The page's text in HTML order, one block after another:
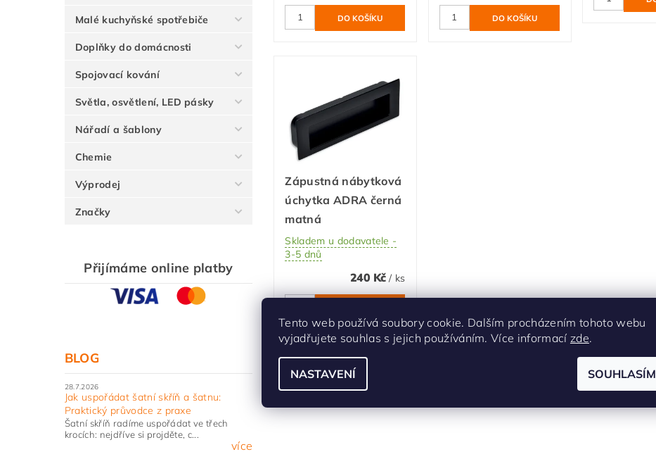
Malé kuchyňské spotřebiče
Doplňky do domácnosti
Spojovací kování
Světla, osvětlení, LED pásky
Nářadí a šablony
Chemie
Výprodej
Značky
Přijímáme online platby
BLOG
28.7.2026
Jak uspořádat šatní skříň a šatnu:
Praktický průvodce z praxe
Šatní skříň radíme uspořádat ve třech
krocích: nejdříve si projděte, c...
více
Zápustná nábytková
úchytka ADRA černá
matná
Skladem u dodavatele -
3-5 dnů
240 Kč/ ks
Tento web používá soubory cookie. Dalším procházením tohoto webu
vyjadřujete souhlas s jejich používáním. Více informací zde.
NASTAVENÍ SOUHLASÍM